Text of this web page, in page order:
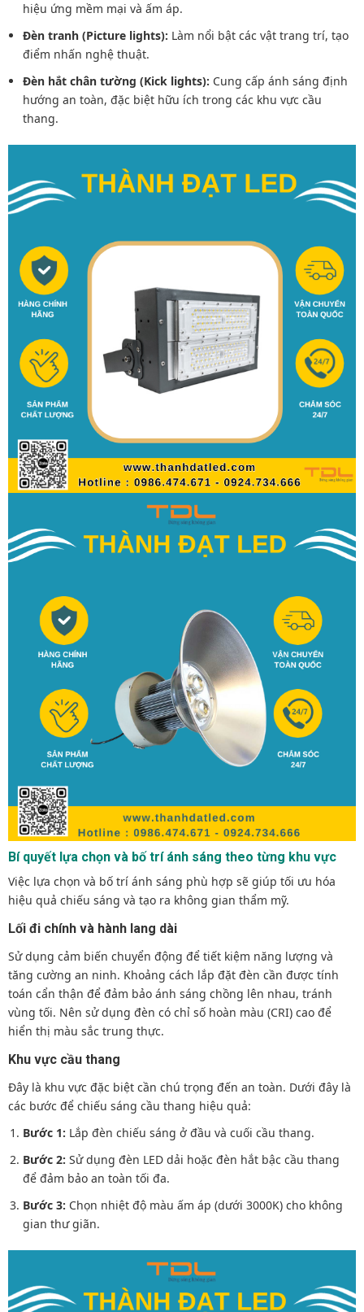
hiệu ứng mềm mại và ấm áp.
Đèn tranh (Picture lights): Làm nổi bật các vật trang trí, tạo
điểm nhấn nghệ thuật.
Đèn hắt chân tường (Kick lights): Cung cấp ánh sáng định
hướng an toàn, đặc biệt hữu ích trong các khu vực cầu
thang.
Bí quyết lựa chọn và bố trí ánh sáng theo từng khu vực
Việc lựa chọn và bố trí ánh sáng phù hợp sẽ giúp tối ưu hóa
hiệu quả chiếu sáng và tạo ra không gian thẩm mỹ.
Lối đi chính và hành lang dài
Sử dụng cảm biến chuyển động để tiết kiệm năng lượng và
tăng cường an ninh. Khoảng cách lắp đặt đèn cần được tính
toán cẩn thận để đảm bảo ánh sáng chồng lên nhau, tránh
vùng tối. Nên sử dụng đèn có chỉ số hoàn màu (CRI) cao để
hiển thị màu sắc trung thực.
Khu vực cầu thang
Đây là khu vực đặc biệt cần chú trọng đến an toàn. Dưới đây là
các bước để chiếu sáng cầu thang hiệu quả:
Bước 1: Lắp đèn chiếu sáng ở đầu và cuối cầu thang.
Bước 2: Sử dụng đèn LED dải hoặc đèn hắt bậc cầu thang
để đảm bảo an toàn tối đa.
Bước 3: Chọn nhiệt độ màu ấm áp (dưới 3000K) cho không
gian thư giãn.